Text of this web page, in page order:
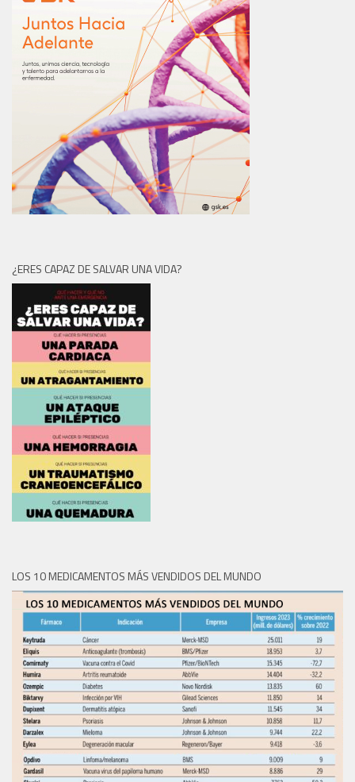
¿ERES CAPAZ DE SALVAR UNA VIDA?
LOS 10 MEDICAMENTOS MÁS VENDIDOS DEL MUNDO